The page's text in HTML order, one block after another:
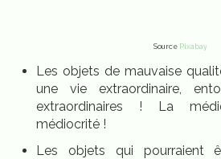
Source Pixabay
Les objets de mauvaise
une vie extraordinaire,
extraordinaires ! La
médiocrité !
Les objets qui pourraient